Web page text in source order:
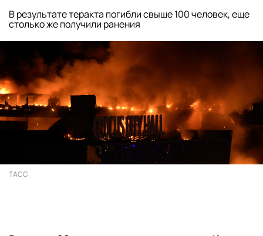
В результате теракта погибли свыше 100 человек, еще
столько же получили ранения
ТАСС